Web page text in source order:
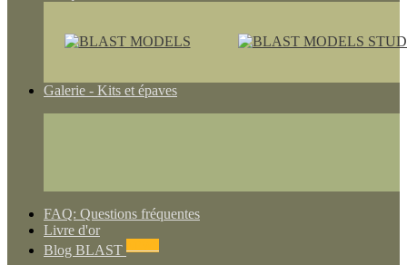
Galerie - Kits et épaves
FAQ: Questions fréquentes
Livre d'or
Blog BLAST